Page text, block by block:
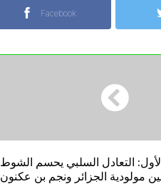
Facebook
التعادل السلبي يحسم الشوط
مولودية الجزائر ونجم بن عكنون